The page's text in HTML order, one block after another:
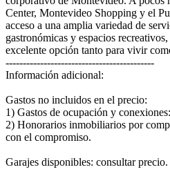
Center, Montevideo Shopping y el
acceso a una amplia variedad de
gastronómicas y espacios
excelente opción tanto para vivir
-------------------------------------------
Información adicional:
Gastos no incluidos en el precio:
1) Gastos de ocupación y
2) Honorarios inmobiliarios por
con el compromiso.
Garajes disponibles: consultar precio.